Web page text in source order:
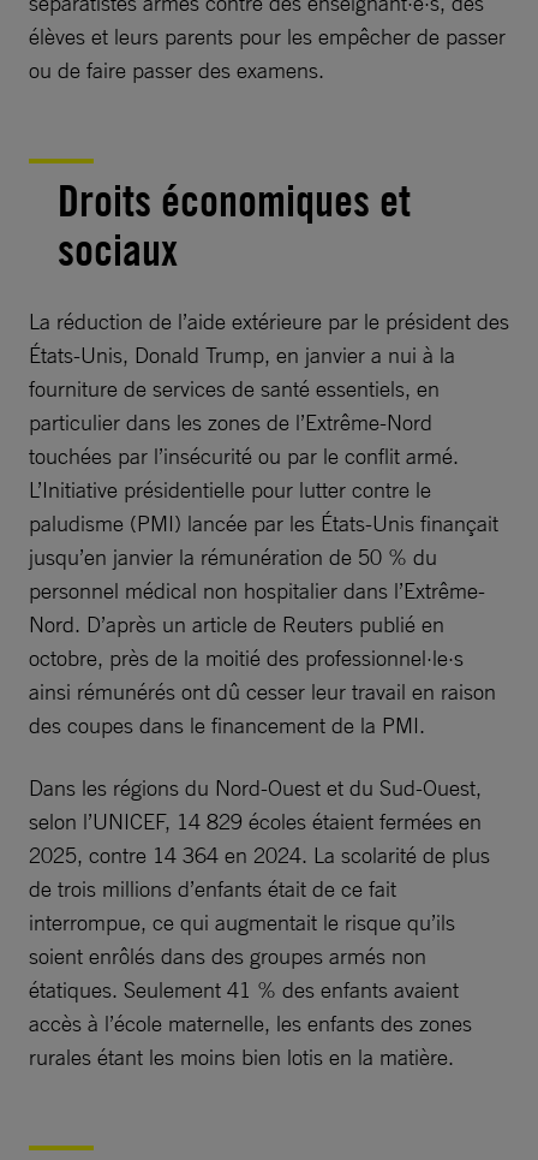
élèves et leurs parents pour les empêcher de passer
ou de faire passer des examens.
Droits économiques et
sociaux
La réduction de l’aide extérieure par le président des
États-Unis, Donald Trump, en janvier a nui à la
fourniture de services de santé essentiels, en
particulier dans les zones de l’Extrême-Nord
touchées par l’insécurité ou par le conflit armé.
L’Initiative présidentielle pour lutter contre le
paludisme (PMI) lancée par les États-Unis finançait
jusqu’en janvier la rémunération de 50 % du
personnel médical non hospitalier dans l’Extrême-
Nord. D’après un article de Reuters publié en
octobre, près de la moitié des professionnel·le·s
ainsi rémunérés ont dû cesser leur travail en raison
des coupes dans le financement de la PMI.
Dans les régions du Nord-Ouest et du Sud-Ouest,
selon l’UNICEF, 14 829 écoles étaient fermées en
2025, contre 14 364 en 2024. La scolarité de plus
de trois millions d’enfants était de ce fait
interrompue, ce qui augmentait le risque qu’ils
soient enrôlés dans des groupes armés non
étatiques. Seulement 41 % des enfants avaient
accès à l’école maternelle, les enfants des zones
rurales étant les moins bien lotis en la matière.